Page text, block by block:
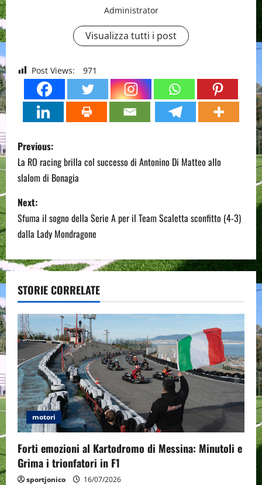
Administrator
Visualizza tutti i post
Post Views: 971
P
o
s
t
n
a
v
i
g
a
t
i
o
n
Previous:
La RO racing brilla col successo di Antonino Di Matteo allo
slalom di Bonagia
Next:
Sfuma il sogno della Serie A per il Team Scaletta sconfitto (4-3)
dalla Lady Mondragone
STORIE CORRELATE
motori
Forti emozioni al Kartodromo di Messina: Minutoli e
Grima i trionfatori in F1
sportjonico 16/07/2026